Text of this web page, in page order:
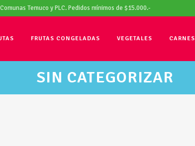
Temuco y PLC. Pedidos mínimos de $15.000.-
FRUTAS CONGELADAS VEGETALES CARNES
SIN CATEGORIZAR